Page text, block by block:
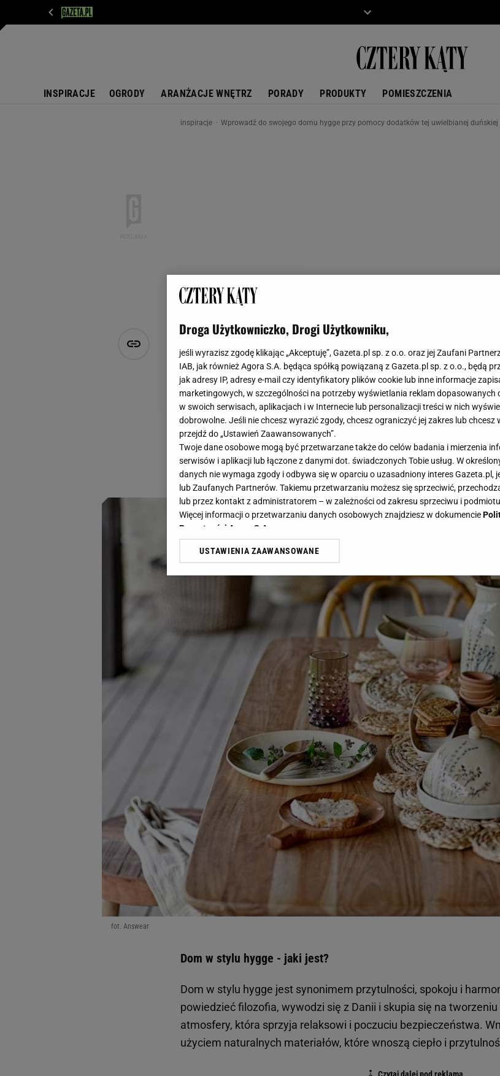
INSPIRACJE OGRODY ARANŻACJE WNĘTRZ PORADY PRODUKTY POMIESZCZENIA
inspiracje Wprowadź do swojego domu hygge przy pomocy dodatków tej uwielbianej duńskiej
Wprowadź do swojego domu hygge przy
tej uwielbianej duńskiej marki
Agnieszka Hasiec
27 maja 2024, 12:46
Pod pojęciem hygge kryje się stan osiągnięcia wewnętrznej
szczęścia. Jak sprawić, by nasz dom zapewniał nam poczucie
przytulności? Kluczem są odpowiednie dodatki i akcesoria!
fot. Answear
Dom w stylu hygge - jaki jest?
Dom w stylu hygge jest synonimem przytulności, spokoju i
powiedzieć filozofia, wywodzi się z Danii i skupia się na
atmosfery, która sprzyja relaksowi i poczuciu bezpieczeństwa.
użyciem naturalnych materiałów, które wnoszą ciepło i
Droga Użytkowniczko, Drogi Użytkowniku,
jeśli wyrazisz zgodę klikając „Akceptuję”, Gazeta.pl sp. z o.o. oraz jej Zaufani
IAB, jak również Agora S.A. będąca spółką powiązaną z Gazeta.pl sp. z o.o., będą
jak adresy IP, adresy e-mail czy identyfikatory plików cookie lub inne informacje
marketingowych, w szczególności na potrzeby wyświetlania reklam dopasowanych
w swoich serwisach, aplikacjach i w Internecie lub personalizacji treści w nich
dobrowolne. Jeśli nie chcesz wyrazić zgody, chcesz ograniczyć jej zakres lub
przejdź do „Ustawień Zaawansowanych”.
Twoje dane osobowe mogą być przetwarzane także do celów badania i mierzenia
serwisów i aplikacji lub łączone z danymi dot. świadczonych Tobie usług. W
danych nie wymaga zgody i odbywa się w oparciu o uzasadniony interes Gazeta.pl,
lub Zaufanych Partnerów. Takiemu przetwarzaniu możesz się sprzeciwić,
lub przez kontakt z administratorem – w zależności od zakresu sprzeciwu i
Więcej informacji o przetwarzaniu danych osobowych znajdziesz w dokumencie
Prywatności Agora S.A.
Klikając „Akceptuję” wyrażasz też zgodę na zainstalowanie i przechowywanie
dotyczące plików cookie, wywołując narzędzie do zarządzania twoimi
odnośnik „Ustawienia prywatności ” w stopce serwisu i przechodząc do „Ustawień
plików cookie możliwa jest także za pomocą ustawień przeglądarki.
My, nasi Zaufani Partnerzy i Agora S.A. możemy przetwarzać dane osobowe w
Użycie dokładnych danych geolokalizacyjnych. Aktywne skanowanie
Przechowywanie informacji na urządzeniu lub dostęp do nich. Spersonalizowane
badnie odbiorców i ulepszanie usług.Lista Zaufanych Partnerów
USTAWIENIA ZAAWANSOWANE